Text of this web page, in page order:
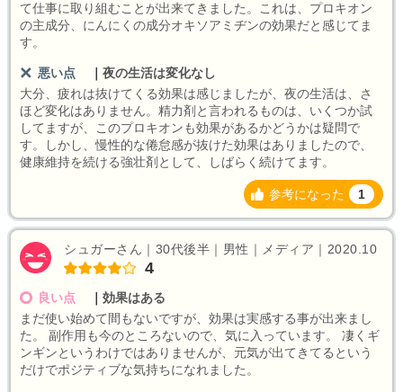
て仕事に取り組むことが出来てきました。これは、プロキオン
の主成分、にんにくの成分オキソアミヂンの効果だと感じてま
す。
悪い点
夜の生活は変化なし
大分、疲れは抜けてくる効果は感じましたが、夜の生活は、さ
ほど変化はありません。精力剤と言われるものは、いくつか試
してますが、このプロキオンも効果があるかどうかは疑問で
す。しかし、慢性的な倦怠感が抜けた効果はありましたので、
健康維持を続ける強壮剤として、しばらく続けてます。
参考になった 1
シュガーさん｜30代後半｜男性｜メディア｜2020.10
4
良い点
効果はある
まだ使い始めて間もないですが、効果は実感する事が出来まし
た。 副作用も今のところないので、気に入っています。 凄くギ
ンギンというわけではありませんが、元気が出てきてるという
だけでポジティブな気持ちになれました。